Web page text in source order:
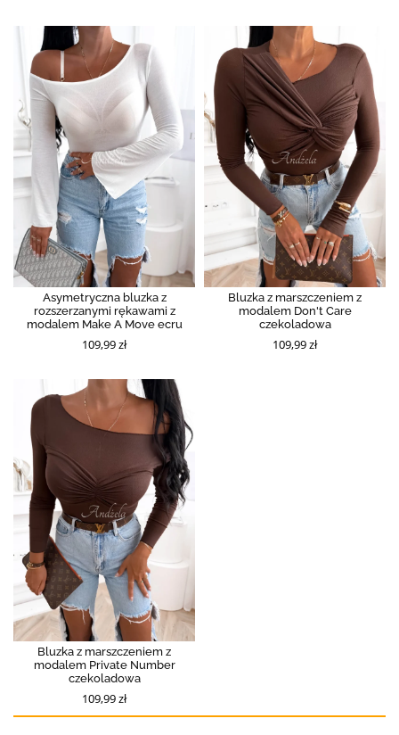
Asymetryczna bluzka z
rozszerzanymi rękawami z
modalem Make A Move ecru
109,99 zł
Bluzka z marszczeniem z
modalem Don't Care
czekoladowa
109,99 zł
Bluzka z marszczeniem z
modalem Private Number
czekoladowa
109,99 zł